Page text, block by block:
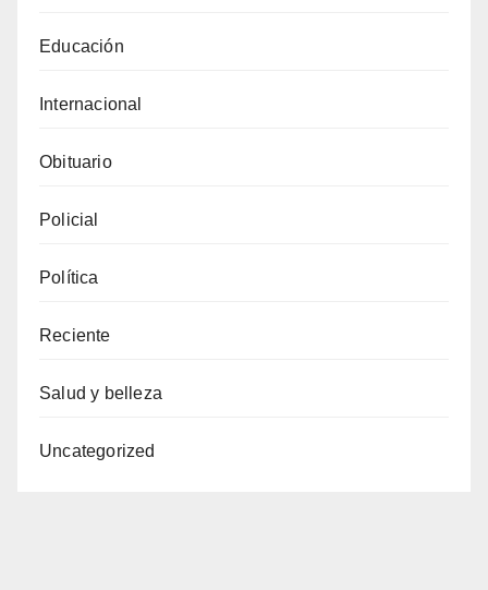
Educación
Internacional
Obituario
Policial
Política
Reciente
Salud y belleza
Uncategorized